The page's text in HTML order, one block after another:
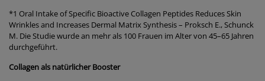
*1 Oral Intake of Specific Bioactive Collagen Peptides Reduces Skin
Wrinkles and Increases Dermal Matrix Synthesis – Proksch E., Schunck
M. Die Studie wurde an mehr als 100 Frauen im Alter von 45–65 Jahren
durchgeführt.
Collagen als natürlicher Booster